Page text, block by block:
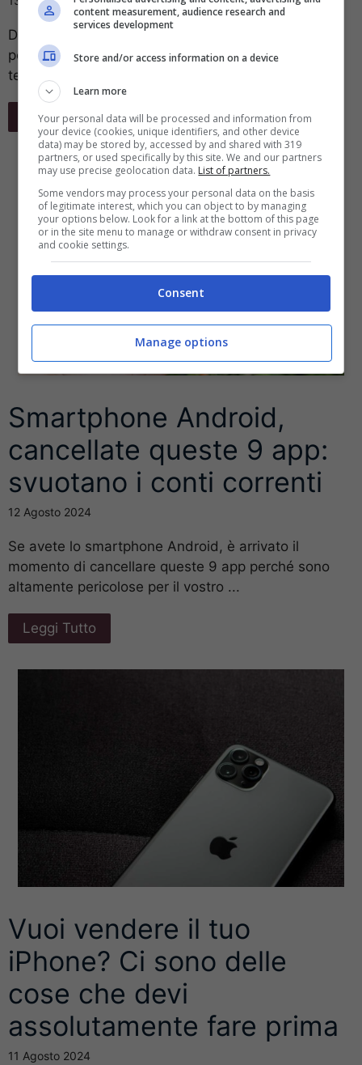
Dovete partire per le vacanze ma avete paura di
portare i vostri dispositivi elettronici con voi? Non
temete, questi sono indistruttibili ...
Leggi Tutto
Smartphone Android,
cancellate queste 9 app:
svuotano i conti correnti
12 Agosto 2024
Se avete lo smartphone Android, è arrivato il
momento di cancellare queste 9 app perché sono
altamente pericolose per il vostro ...
Leggi Tutto
Vuoi vendere il tuo
iPhone? Ci sono delle
cose che devi
assolutamente fare prima
11 Agosto 2024
content measurement, audience research and
services development
Store and/or access information on a device
Learn more
Your personal data will be processed and information from
your device (cookies, unique identifiers, and other device
data) may be stored by, accessed by and shared with 319
partners, or used specifically by this site. We and our partners
may use precise geolocation data. List of partners.
Some vendors may process your personal data on the basis
of legitimate interest, which you can object to by managing
your options below. Look for a link at the bottom of this page
or in the site menu to manage or withdraw consent in privacy
and cookie settings.
Consent
Manage options